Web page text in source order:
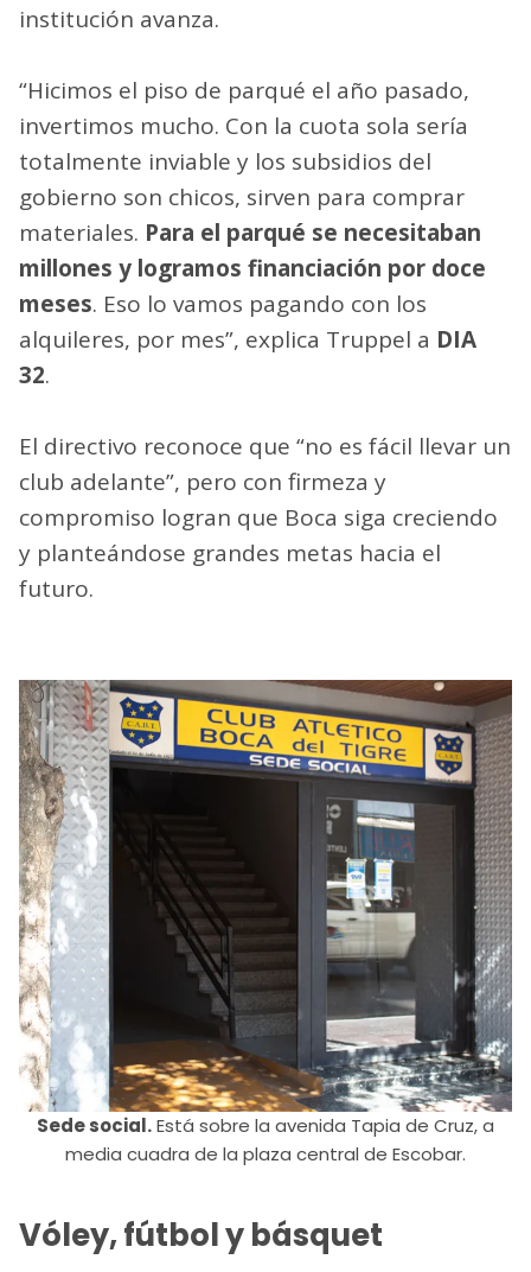
institución avanza.
“Hicimos el piso de parqué el año pasado,
invertimos mucho. Con la cuota sola sería
totalmente inviable y los subsidios del
gobierno son chicos, sirven para comprar
materiales. Para el parqué se necesitaban
millones y logramos financiación por doce
meses. Eso lo vamos pagando con los
alquileres, por mes”, explica Truppel a DIA
32.
El directivo reconoce que “no es fácil llevar un
club adelante”, pero con firmeza y
compromiso logran que Boca siga creciendo
y planteándose grandes metas hacia el
futuro.
Sede social.Está sobre la avenida Tapia de Cruz, a
media cuadra de la plaza central de Escobar.
Vóley, fútbol y básquet